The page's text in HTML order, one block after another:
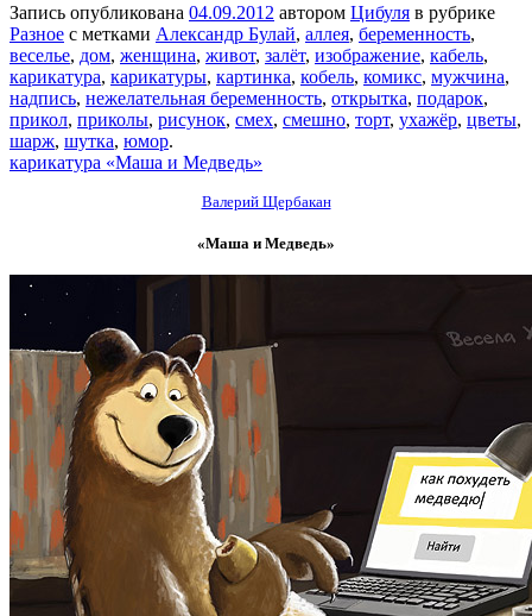
Запись опубликована 04.09.2012 автором Цибуля в рубрике
Разное с метками Александр Булай, аллея, беременность,
веселье, дом, женщина, живот, залёт, изображение, кабель,
карикатура, карикатуры, картинка, кобель, комикс, мужчина,
надпись, нежелательная беременность, открытка, подарок,
прикол, приколы, рисунок, смех, смешно, торт, ухажёр, цветы,
шарж, шутка, юмор.
карикатура «Маша и Медведь»
Валерий Щербакан
«Маша и Медведь»